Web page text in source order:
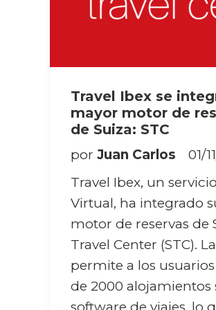
Travel Ibex se
mayor motor de
de Suiza: STC
por Juan Carlos
01/
Travel Ibex, un
Virtual, ha integrado
motor de reservas de
Travel Center (STC).
permite a los
de 2000 alojamientos